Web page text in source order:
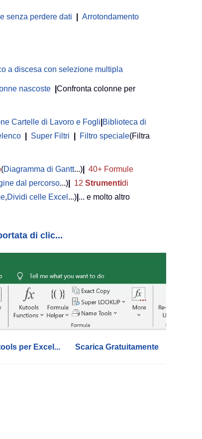
senza perdere dati
Arrotondamento
a discesa con selezione multipla
nascoste
Confronta colonne per
Cartelle di Lavoro e Fogli Biblioteca di
Super Filtri Filtro speciale(Filtra
(Diagramma di Gantt...)
40+ Formule
dal percorso...) 12 Strumentidi
,Dividi celle Excel ...) ... e molto altro
di clic...
per Excel... Scarica Gratuitamente